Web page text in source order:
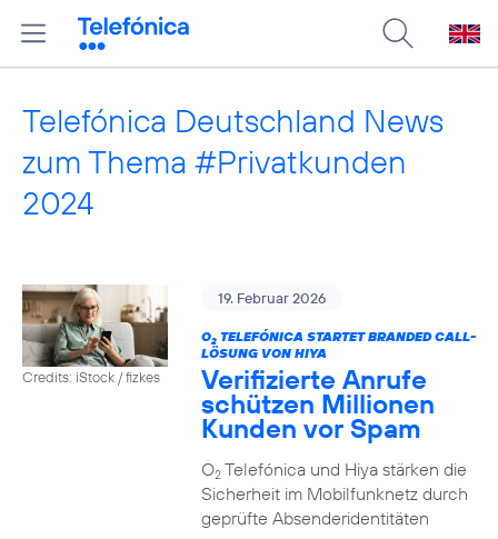
Telefónica Deutschland News
zum Thema #Privatkunden
2024
Credits: iStock / fizkes
19. Februar 2026
O2TELEFÓNICA STARTET BRANDED CALL-
LÖSUNG VON HIYA
Verifizierte Anrufe
schützen Millionen
Kunden vor Spam
O2Telefónica und Hiya stärken die
Sicherheit im Mobilfunknetz durch
geprüfte Absenderidentitäten